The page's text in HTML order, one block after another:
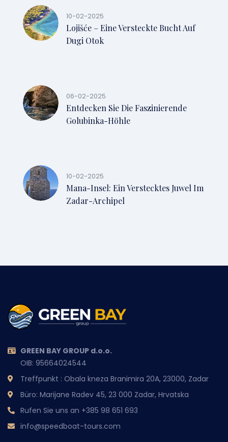
10-02-2025
Lojišće – Eine Versteckte Bucht Auf
Dugi Otok
06-02-2025
Entdecken Sie Die Faszinierende
Golubinka-Höhle
10-02-2025
Mana-Insel: Ein Verstecktes Juwel Im
Zadar-Archipel
GREEN BAY GROUP d.o.o.
OIB: 95664024544
Treffpunkt : Obala kneza Branimira 20A, 23000, Zadar
Büro: Marijane Radev 45, 23 000 Zadar, Hrvatska
Rufen Sie uns an +385 98 651 693
info@speedboat-tours.com